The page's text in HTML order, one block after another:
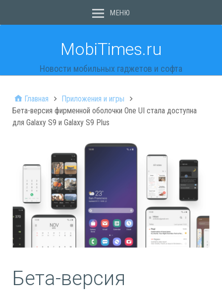
МЕНЮ
MobiTimes.ru
Новости мобильных гаджетов и софта
Главная
Приложения и игры
Бета-версия фирменной оболочки One UI стала доступна
для Galaxy S9 и Galaxy S9 Plus
Бета-версия